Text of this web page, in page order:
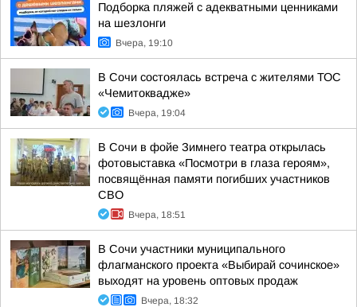
Подборка пляжей с адекватными ценниками
на шезлонги
Вчера, 19:10
В Сочи состоялась встреча с жителями ТОС
«Чемитоквадже»
Вчера, 19:04
В Сочи в фойе Зимнего театра открылась
фотовыставка «Посмотри в глаза героям»,
посвящённая памяти погибших участников
СВО
Вчера, 18:51
В Сочи участники муниципального
флагманского проекта «Выбирай сочинское»
выходят на уровень оптовых продаж
Вчера, 18:32